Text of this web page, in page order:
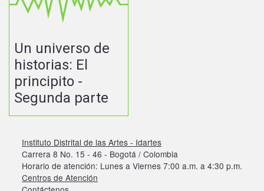
Un universo de
historias: El
principito -
Segunda parte
Instituto Distrital de las Artes - Idartes
Carrera 8 No. 15 - 46 - Bogotá / Colombia
Horario de atención: Lunes a Viernes 7:00 a.m. a 4:30 p.m.
Centros de Atención